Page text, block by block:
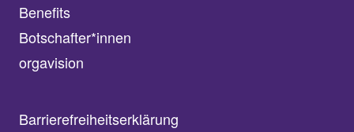
Benefits
Botschafter*innen
orgavision
Barrierefreiheitserklärung